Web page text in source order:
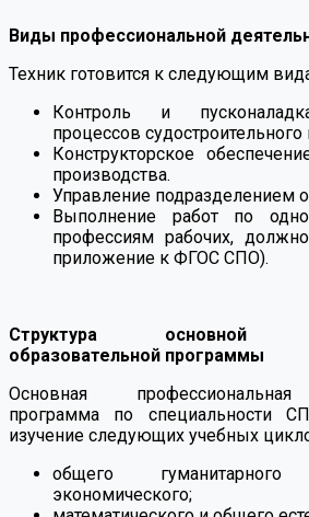
Виды профессиональной
Техник готовится к следующим
Контроль и
процессов судостроительного
Конструкторское
производства.
Управление подразделением
Выполнение работ по
профессиям рабочих,
приложение к ФГОС СПО).
Структура основной
образовательной программы
Основная профессиональная
программа по специальности
изучение следующих учебных
общего
экономического;